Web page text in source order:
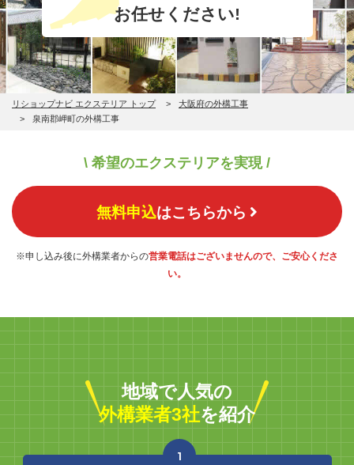
お任せください!
リショップナビ エクステリア トップ
大阪府の外構工事
泉南郡岬町の外構工事
\ 希望のエクステリアを実現 /
無料申込はこちらから
※申し込み後に外構業者からの営業電話はございませんので、ご安心くださ
い。
地域で人気の
外構業者3社を紹介
1